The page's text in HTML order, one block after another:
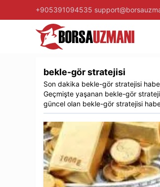
+905391094535
bekle-gör stratejisi
Son dakika bekle-gör stratejisi
Geçmişte yaşanan bekle-gör
güncel olan bekle-gör stratejisi